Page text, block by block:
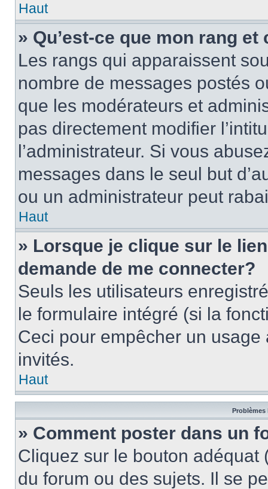
Haut
» Qu’est-ce que mon rang
Les rangs qui apparaissent
nombre de messages postés
que les modérateurs et
pas directement modifier
l’administrateur. Si vous
messages dans le seul but
ou un administrateur peut
Haut
» Lorsque je clique sur le
demande de me connecter?
Seuls les utilisateurs
le formulaire intégré (si la
Ceci pour empêcher un
invités.
Haut
Problèmes
» Comment poster dans un
Cliquez sur le bouton
du forum ou des sujets. Il se